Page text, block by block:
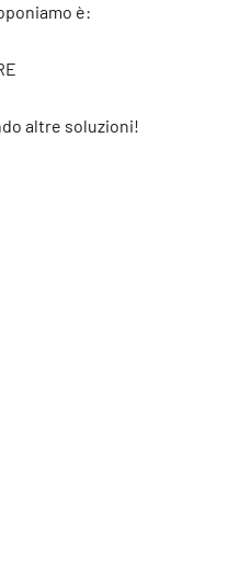
è:
altre soluzioni!